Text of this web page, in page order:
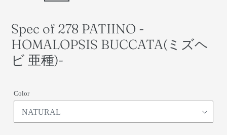
ラ
イ
ド
ド
Spec of 278 PATIINO -
HOMALOPSIS BUCCATA(ミズヘ
ビ 亜種)-
Color